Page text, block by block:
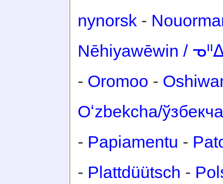
nynorsk -
Nēhiyawēwin /
- Oromoo -
Oʻzbekcha/ўзбекча
- Papiamentu -
- Plattdüütsch -